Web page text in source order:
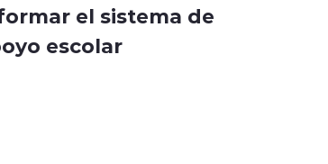
el sistema de
escolar